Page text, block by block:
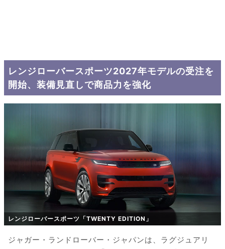
レンジローバースポーツ2027年モデルの受注を
開始、装備見直しで商品力を強化
レンジローバースポーツ「TWENTY EDITION」
ジャガー・ランドローバー・ジャパンは、ラグジュアリ